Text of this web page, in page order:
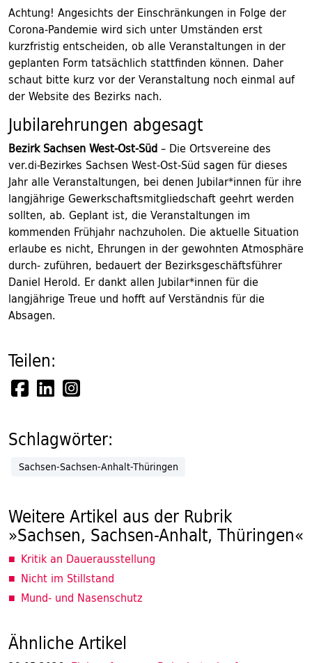
Achtung! Angesichts der Einschränkungen in Folge der
Corona-Pandemie wird sich unter Umständen erst
kurzfristig entscheiden, ob alle Veranstaltungen in der
geplanten Form tatsächlich stattfinden können. Daher
schaut bitte kurz vor der Veranstaltung noch einmal auf
der Website des Bezirks nach.
Jubilarehrungen abgesagt
Bezirk Sachsen West-Ost-Süd– Die Ortsvereine des
ver.di-Bezirkes Sachsen West-Ost-Süd sagen für dieses
Jahr alle Veranstaltungen, bei denen Jubilar*innen für ihre
langjährige Gewerkschaftsmitgliedschaft geehrt werden
sollten, ab. Geplant ist, die Veranstaltungen im
kommenden Frühjahr nachzuholen. Die aktuelle Situation
erlaube es nicht, Ehrungen in der gewohnten Atmosphäre
durch- zuführen, bedauert der Bezirksgeschäftsführer
Daniel Herold. Er dankt allen Jubilar*innen für die
langjährige Treue und hofft auf Verständnis für die
Absagen.
Teilen:
Schlagwörter:
Sachsen-Sachsen-Anhalt-Thüringen
Weitere Artikel aus der Rubrik
»Sachsen, Sachsen-Anhalt, Thüringen«
Kritik an Dauerausstellung
Nicht im Stillstand
Mund- und Nasenschutz
Ähnliche Artikel